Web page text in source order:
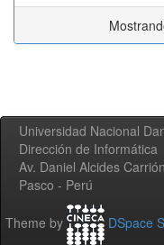
Universidad Nacional
Dirección de Informática
Av. Daniel Alcides
Pasco - Perú
Theme by DSpace